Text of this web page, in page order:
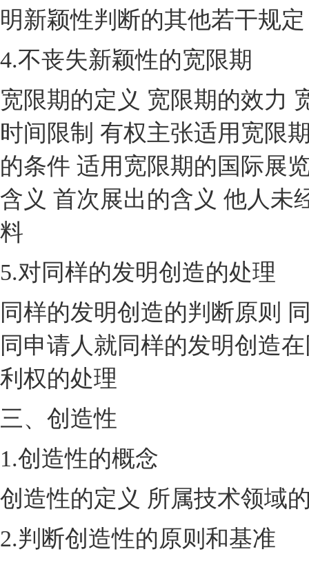
明新颖性判断的其他若干规定
4.不丧失新颖性的宽限期
宽限期的定义 宽限期的效力
时间限制 有权主张适用宽限
的条件 适用宽限期的国际展
含义 首次展出的含义 他人未
料
5.对同样的发明创造的处理
同样的发明创造的判断原则
同申请人就同样的发明创造
利权的处理
三、创造性
1.创造性的概念
创造性的定义 所属技术领域
2.判断创造性的原则和基准